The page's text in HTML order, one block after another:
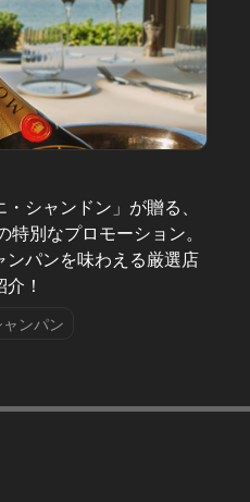
シャンドン」が贈る、
特別なプロモーション。
ンパンを味わえる厳選店
！
ンパン